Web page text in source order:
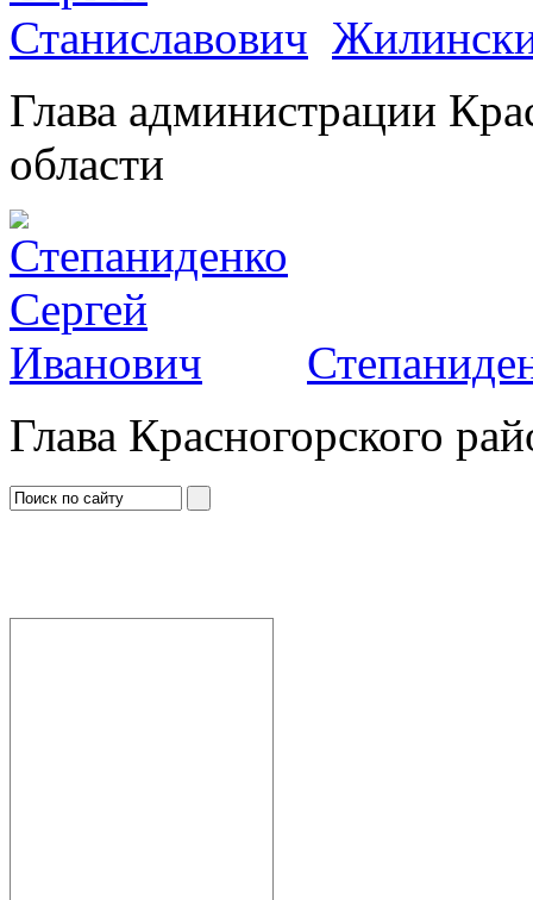
Глава администрации
области
Глава Красногорского